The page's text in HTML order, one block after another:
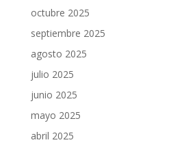
octubre 2025
septiembre 2025
agosto 2025
julio 2025
junio 2025
mayo 2025
abril 2025